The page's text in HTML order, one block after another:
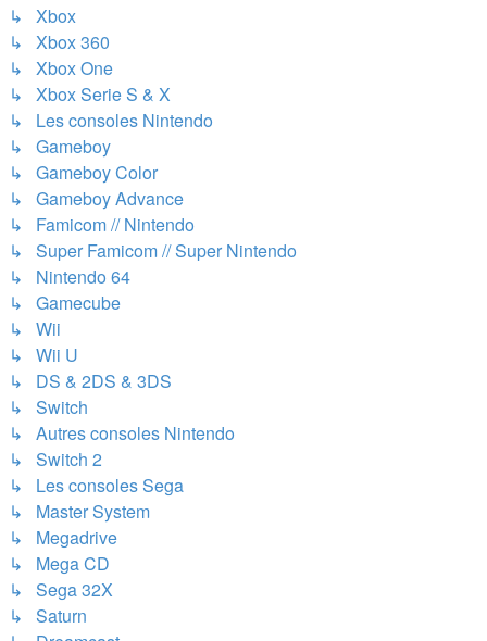
↳ Xbox
↳ Xbox 360
↳ Xbox One
↳ Xbox Serie S & X
↳ Les consoles Nintendo
↳ Gameboy
↳ Gameboy Color
↳ Gameboy Advance
↳ Famicom // Nintendo
↳ Super Famicom // Super Nintendo
↳ Nintendo 64
↳ Gamecube
↳ Wii
↳ Wii U
↳ DS & 2DS & 3DS
↳ Switch
↳ Autres consoles Nintendo
↳ Switch 2
↳ Les consoles Sega
↳ Master System
↳ Megadrive
↳ Mega CD
↳ Sega 32X
↳ Saturn